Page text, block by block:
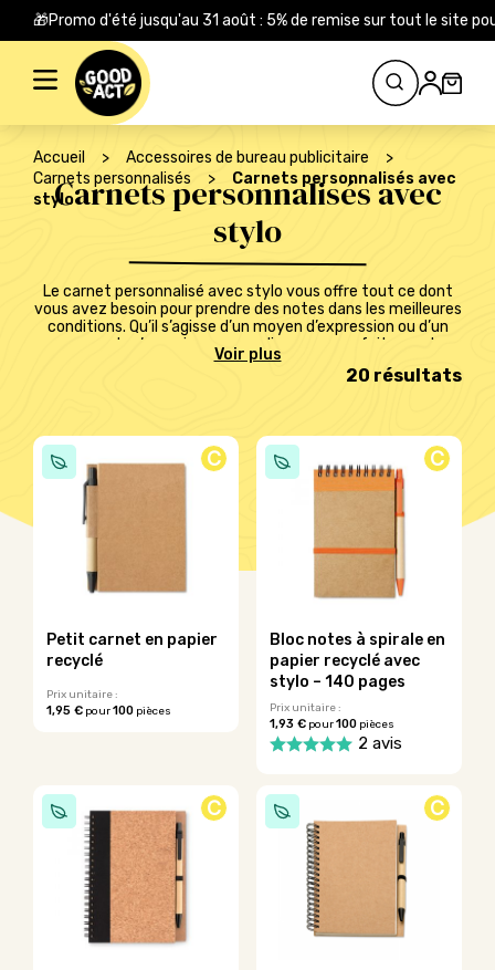
🎁Promo d'été jusqu'au 31 août : 5% de remise sur tout le site
Rechercher :
Accueil > Accessoires de bureau publicitaire
>
Carnets personnalisés
>
Carnets personnalisés avec
styloCarnets personnalisés avec
stylo
Le carnet personnalisé avec stylo vous offre tout ce dont
vous avez besoin pour prendre des notes dans les meilleures
conditions. Qu’il s’agisse d’un moyen d’expression ou d’un
moyen de s’organiser, ce goodies saura parfaitement
s’intégrer dans la vie de vos collaborateurs, clients ou
partenaires. Vous organisez un événement prochainement
kit idéal pour commencer à écrire une nouvelle histoire. Pour
en faire un cadeau unique, vous pouvez le personnaliser
avec le logo de votre entreprise.
20 résultats
C
Petit carnet en papier
recyclé
Prix unitaire :
1,95 € pour100 pièces
plusieurs
variations.
Les
options
peuvent
choisies
C
Bloc notes à spirale en
papier recyclé avec
stylo – 140 pages
Prix unitaire :
1,93 €pour100pièces
2 avis
produit
a
plusieurs
variations.
options
peuvent
C C